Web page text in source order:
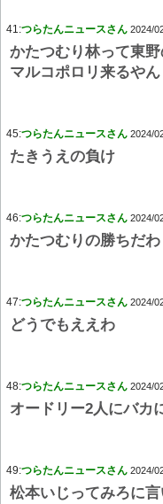
41:つらたんニュースさん 2024/
かたつむり林って東
マルコポロリ来るやん
45:つらたんニュースさん 2024/
たきうえの負け
46:つらたんニュースさん 2024/
かたつむりの勝ちだわ
47:つらたんニュースさん 2024/
どうでもええわ
48:つらたんニュースさん 2024/
オードリー2人にバカ
49:つらたんニュースさん 2024/
松本いじってみろに